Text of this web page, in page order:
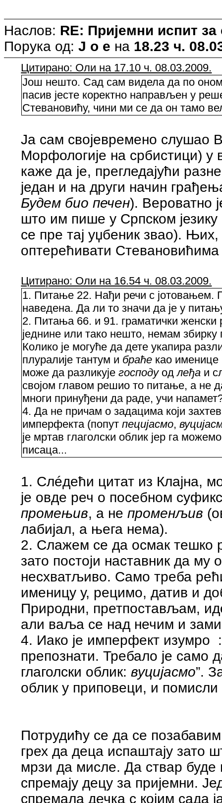
Наслов: RE: Пријемни испит
Порука од: J o e на 18.23 ч.
Цитирано: Оли на 17.10 ч. 08.03.2009.
Још нешто. Сад сам видела да по
пасив јесте коректно направљен у
Стевановићу, чини ми се да он тамо
Ја сам својевремено слушао
Морфологије на србистици) у
каже да је, прегледајући
један и на други начин
Будем био печен). Вероватно
што им пише у Српском
се пре тај уџбеник звао).
оптерећивати
Цитирано: Оли на 16.54 ч. 08.03.2009.
1. Питање 22. Нађи речи с јотовањем.
наведена. Да ли то значи да је у
2. Питања 66. и 91. граматички
једнине или тако нешто, немам
Колико је могуће да дете укапира
плуралије тантум и браће као именице
може да разликујегосподуодлеђа и
својом главом решио то питање, а не
многи принуђени да раде, учи
4. Да не причам о задацима који
имперфекта (попутпецијасмо,
је мртав глаголски облик јер га
писаца...
1. Слéдећи цитат из Клајна,
је овде реч о посебном
промењив, а непроменљив
лабијал, а њега нема).
2. Слажем се да осмак тешко
зато постоји наставник да му
несхватљиво. Само треба
именицу у, рецимо, датив и
Природни, претпостављам,
али ваља се над нечим и
4. Иако је имперфект изумро
препознати. Требало је само
глаголски облик:вуцијасмо”.
облик у приповеци, и
Потрудићу се да се
грех да деца испаштају
мрзи да мисле. Да ствар буде
спремају децу за пријемни.
спремала дечка с којим сада